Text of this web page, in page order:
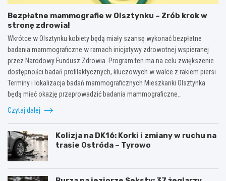
Bezpłatne mammografie w Olsztynku – Zrób krok w
stronę zdrowia!
Wkrótce w Olsztynku kobiety będą miały szansę wykonać bezpłatne
badania mammograficzne w ramach inicjatywy zdrowotnej wspieranej
przez Narodowy Fundusz Zdrowia. Program ten ma na celu zwiększenie
dostępności badań profilaktycznych, kluczowych w walce z rakiem piersi.
Terminy i lokalizacja badań mammograficznych Mieszkanki Olsztynka
będą mieć okazję przeprowadzić badania mammograficzne…
Czytaj dalej
Kolizja na DK16: Korki i zmiany w ruchu na
trasie Ostróda – Tyrowo